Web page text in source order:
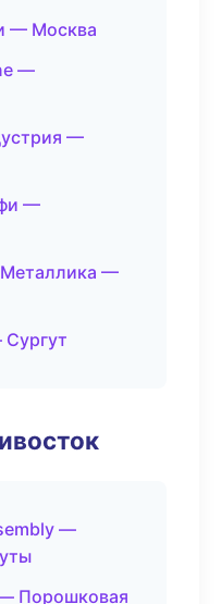
— Москва
—
—
—
—
—
Порошковая